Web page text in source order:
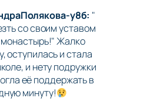
у8б: "
со своим уставом
Жалко
оступилась и стала
и нету подружки
её поддержать в
минуту!